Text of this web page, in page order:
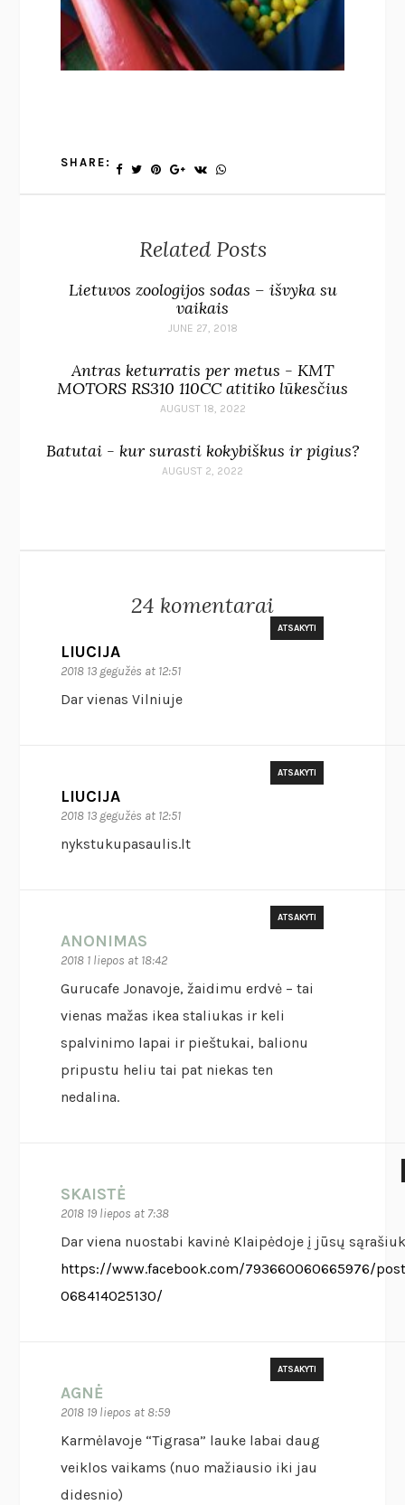
SHARE:
Related Posts
Lietuvos zoologijos sodas – išvyka su
vaikais
JUNE 27, 2018
Antras keturratis per metus - KMT
MOTORS RS310 110CC atitiko lūkesčius
AUGUST 18, 2022
Batutai - kur surasti kokybiškus ir pigius?
AUGUST 2, 2022
24 komentarai
LIUCIJA
2018 13 gegužės at 12:51
ATSAKYTI
Dar vienas Vilniuje
LIUCIJA
2018 13 gegužės at 12:51
ATSAKYTI
nykstukupasaulis.lt
ANONIMAS
2018 1 liepos at 18:42
ATSAKYTI
Gurucafe Jonavoje, žaidimu erdvė – tai
vienas mažas ikea staliukas ir keli
spalvinimo lapai ir pieštukai, balionu
pripustu heliu tai pat niekas ten
nedalina.
SKAISTĖ
2018 19 liepos at 7:38
Dar viena nuostabi kavinė Klaipėdoje į jūsų
https://www.facebook.com/793660060665976/
068414025130/
AGNĖ
2018 19 liepos at 8:59
ATSAKYTI
Karmėlavoje “Tigrasa” lauke labai daug
veiklos vaikams (nuo mažiausio iki jau
didesnio)